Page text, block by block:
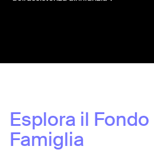
Esplora il Fondo
Famiglia